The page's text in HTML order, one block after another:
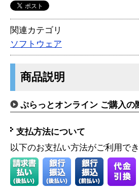
関連カテゴリ
ソフトウェア
商品説明
ぷらっとオンライン ご購入の
支払方法について
以下のお支払い方法がご利用で